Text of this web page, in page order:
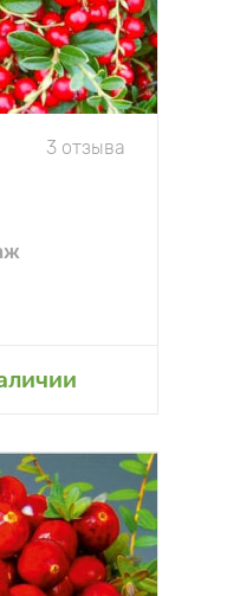
3 отзыва